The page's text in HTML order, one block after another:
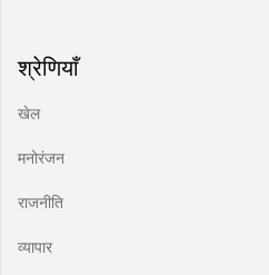
श्रेणियाँ
खेल
मनोरंजन
राजनीति
व्यापार